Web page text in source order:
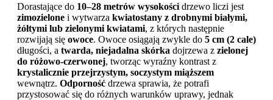
Dorastające do 10–28 metrów wysokości drzewo liczi jest
zimozielone i wytwarza kwiatostany z drobnymi białymi,
żółtymi lub zielonymi kwiatami, z których następnie
rozwijają się owoce. Owoce osiągają zwykle do 5 cm (2 cale)
długości, a twarda, niejadalna skórka dojrzewa z zielonej
do różowo-czerwonej, tworząc wyraźny kontrast z
krystalicznie przejrzystym, soczystym miąższem
wewnątrz. Odporność drzewa sprawia, że potrafi
przystosować się do różnych warunków uprawy, jednak